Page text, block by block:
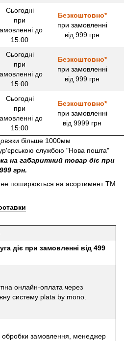
Сьогодні
при
до
15:00
Безкоштовно*
при замовленні
від 999 грн
Сьогодні
при
до
15:00
Безкоштовно*
при замовленні
від 999 грн
Сьогодні
при
до
15:00
Безкоштовно*
при замовленні
від 9999 грн
більше 1000мм
службою "Нова пошта"
на габаритний товар діє при
грн.
не поширюється на асортимент ТМ
діє при замовленні від 499
онлайн-оплата через
систему plata by mono.
обробки замовлення, менеджер